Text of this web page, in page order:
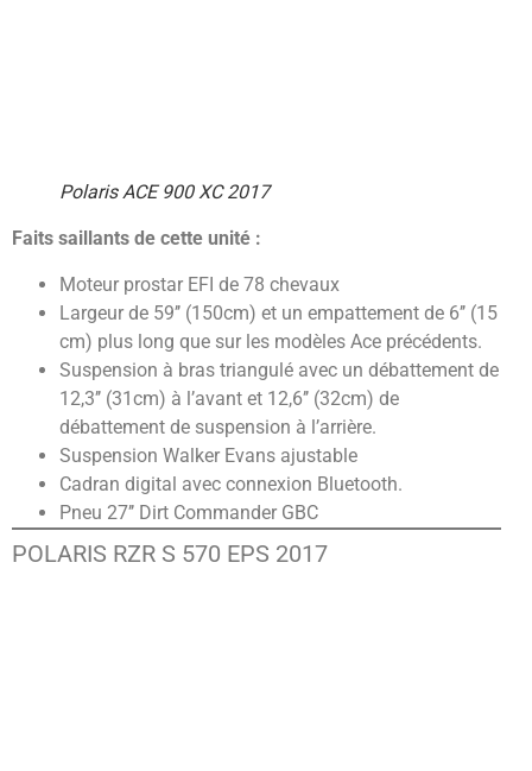
Polaris ACE 900 XC 2017
Faits saillants de cette unité :
Moteur prostar EFI de 78 chevaux
Largeur de 59’’ (150cm) et un empattement de 6’’ (15
cm) plus long que sur les modèles Ace précédents.
Suspension à bras triangulé avec un débattement de
12,3’’ (31cm) à l’avant et 12,6’’ (32cm) de
débattement de suspension à l’arrière.
Suspension Walker Evans ajustable
Cadran digital avec connexion Bluetooth.
Pneu 27’’ Dirt Commander GBC
POLARIS RZR S 570 EPS 2017